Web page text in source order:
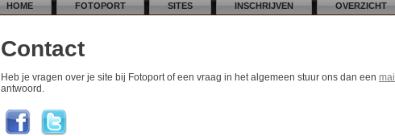
HOME FOTOPORT SITES INSCHRIJVEN OVERZICHT
Contact
Heb je vragen over je site bij Fotoport of een vraag in het algemeen stuur ons dan een mail
antwoord.